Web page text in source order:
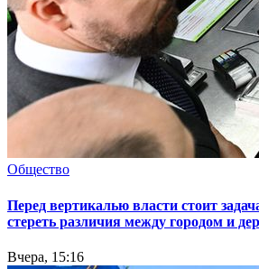
Общество
Перед вертикалью власти стоит
стереть различия между городом и
Вчера, 15:16